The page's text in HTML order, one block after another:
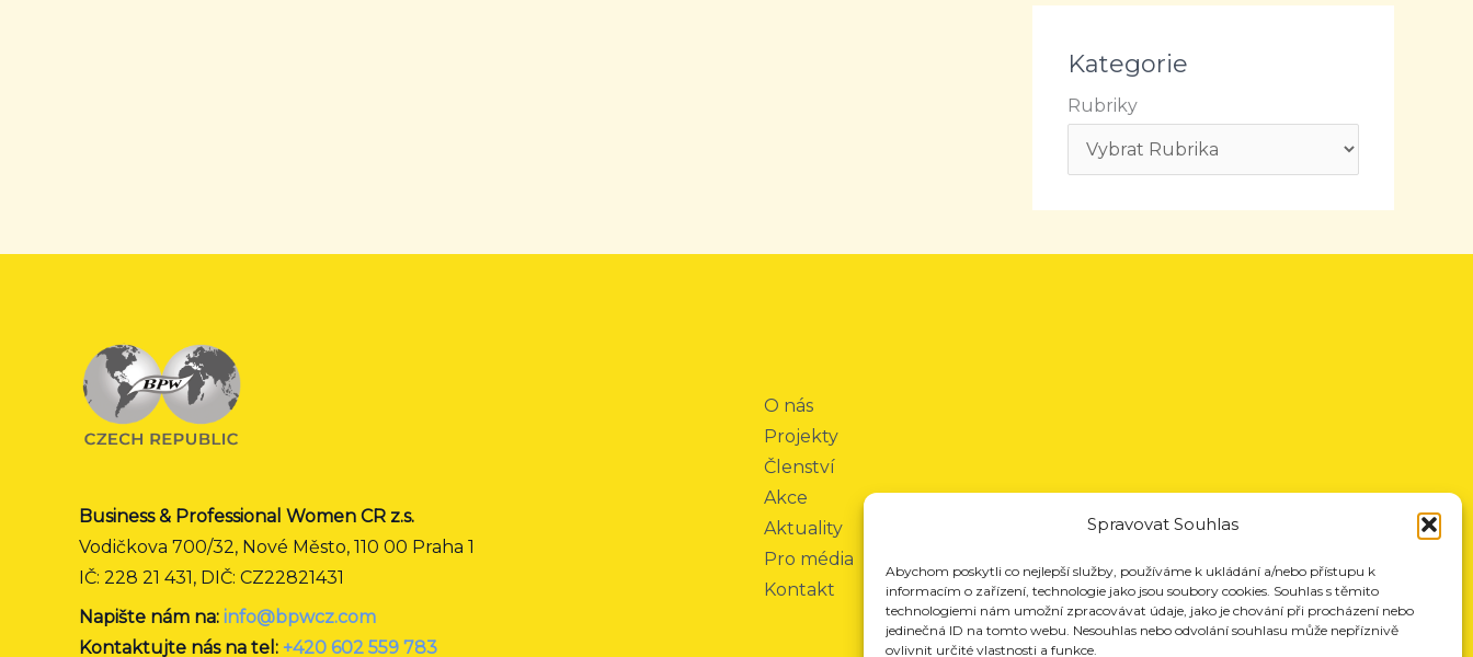
Spravovat Souhlas
Abychom poskytli co nejlepší služby, používáme k ukládání a/nebo přístupu k
informacím o zařízení, technologie jako jsou soubory cookies. Souhlas s těmito
technologiemi nám umožní zpracovávat údaje, jako je chování při procházení nebo
jedinečná ID na tomto webu. Nesouhlas nebo odvolání souhlasu může nepříznivě
ovlivnit určité vlastnosti a funkce.
Kategorie
Rubriky
Business & Professional Women CR z.s.
Vodičkova 700/32, Nové Město, 110 00 Praha 1
IČ: 228 21 431, DIČ: CZ22821431
Napište nám na: info@bpwcz.com
Kontaktujte nás na tel: +420 602 559 783
O nás
Projekty
Členství
Akce
Aktuality
Pro média
Kontakt